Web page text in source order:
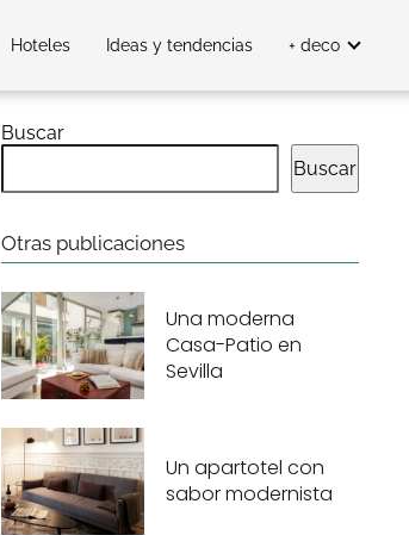
Hoteles Ideas y tendencias + deco
Buscar
Buscar
Otras publicaciones
Una moderna
Casa-Patio en
Sevilla
Un apartotel con
sabor modernista